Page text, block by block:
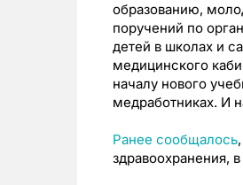
образованию,
поручений по
детей в школах и
медицинского
началу нового
медработниках. И
Ранее сообщалось
здравоохранения,